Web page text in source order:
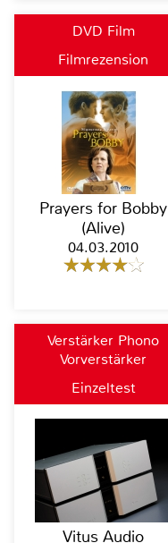
DVD Film
Filmrezension
Prayers for Bobby
(Alive)
04.03.2010
Verstärker Phono
Vorverstärker
Einzeltest
Vitus Audio